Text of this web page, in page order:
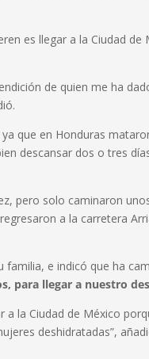
es llegar a la Ciudad de
de quien me ha
que en Honduras
descansar dos o tres
pero solo caminaron
a la carretera
e indicó que ha
para llegar a nuestro
a la Ciudad de México
deshidratadas”,